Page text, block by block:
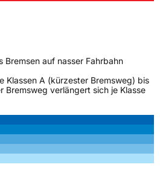
/ Alpine-Symbol
(GPSR)
Bremsen auf nasser Fahrbahn
Klassen A (kürzester Bremsweg) bis
Bremsweg verlängert sich je Klasse